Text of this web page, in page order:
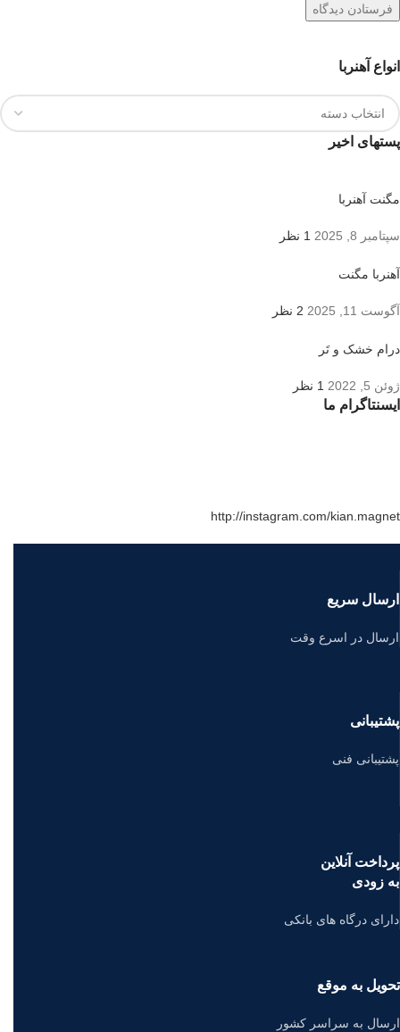
انواع آهنربا
پستهای اخیر
مگنت آهنربا
سپتامبر 8, 2025 1 نظر
آهنربا مگنت
آگوست 11, 2025 2 نظر
درام خشک و تَر
ژوئن 5, 2022 1 نظر
ایسنتاگرام ما
http://instagram.com/kian.magnet
ارسال سریع
ارسال در اسرع وقت
پشتیبانی
پشتیبانی فنی
پرداخت آنلاین
به زودی
دارای درگاه های بانکی
تحویل به موقع
ارسال به سراسر کشور